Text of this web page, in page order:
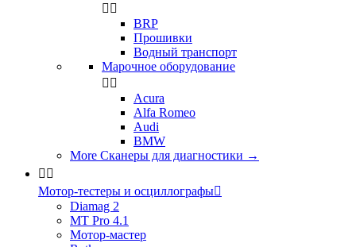
 
BRP
Прошивки
Водный транспорт
Марочное оборудование
 
Acura
Alfa Romeo
Audi
BMW
More Сканеры для диагностики →
 
Мотор-тестеры и осциллографы
Diamag 2
MT Pro 4.1
Мотор-мастер